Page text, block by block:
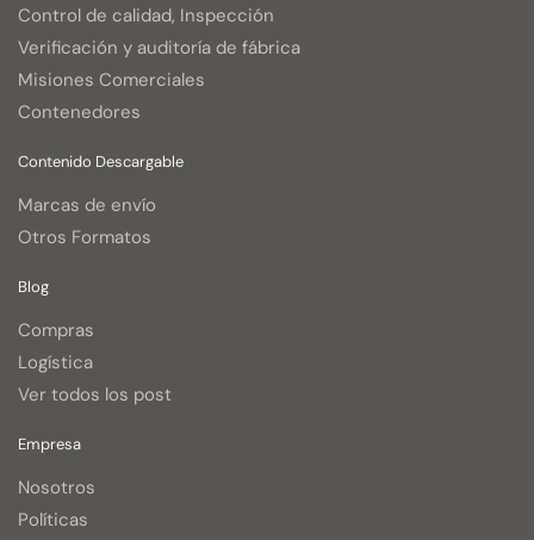
Control de calidad, Inspección
Verificación y auditoría de fábrica
Misiones Comerciales
Contenedores
Contenido Descargable
Marcas de envío
Otros Formatos
Blog
Compras
Logística
Ver todos los post
Empresa
Nosotros
Políticas